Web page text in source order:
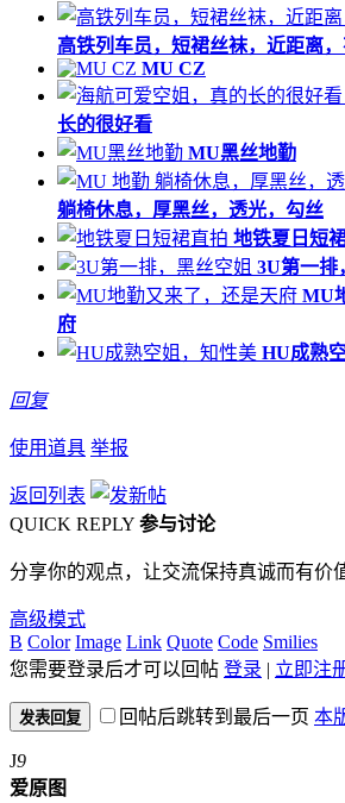
高铁列车员，短裙丝袜，近距离
MU CZ
长的很好看
MU黑丝地勤
躺椅休息，厚黑丝，透光，勾丝
地铁夏日短
3U第一排
MU
府
HU成熟
回复
使用道具 举报
返回列表
QUICK REPLY 参与讨论
分享你的观点，让交流保持真诚而有价
高级模式
B Color Image Link Quote Code Smilies
您需要登录后才可以回帖 登录 | 立即注
发表回复 回帖后跳转到最后一页 本
J9
爱原图